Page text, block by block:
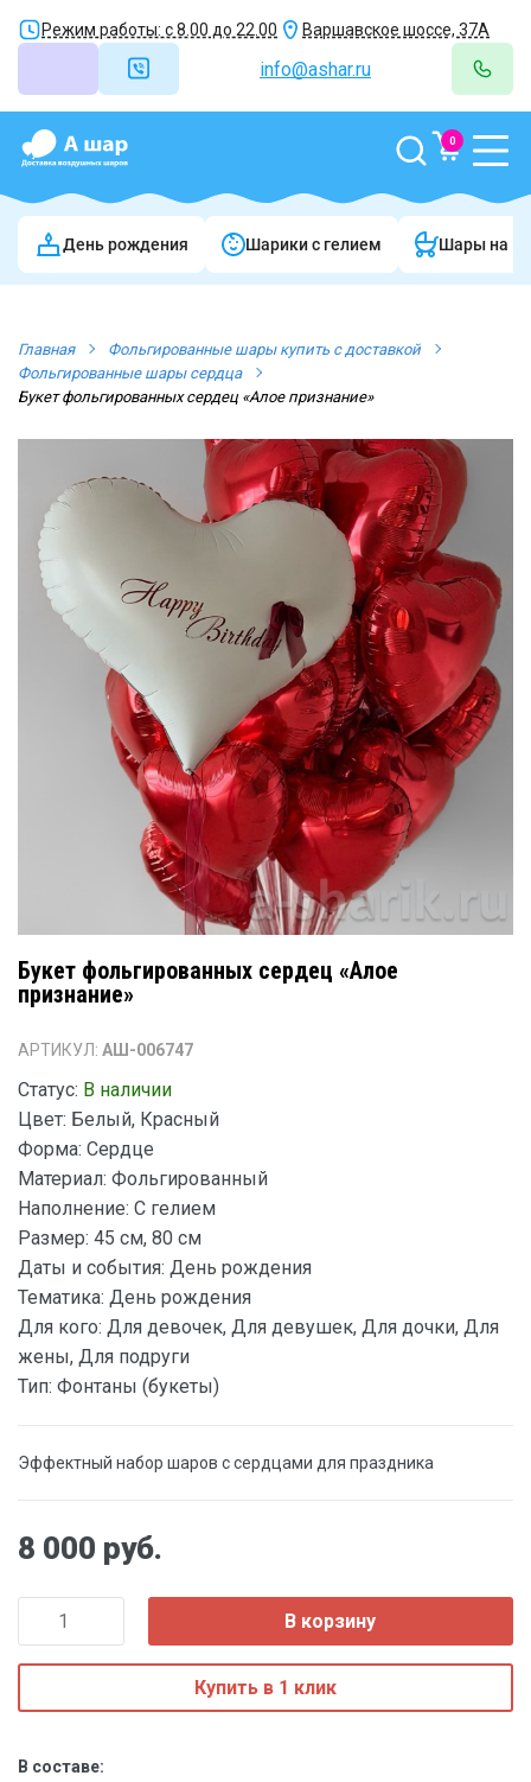
Режим работы: с 8.00 до 22.00 Варшавское шоссе, 37А
info@ashar.ru
0
День рождения Шарики c гелием Шары на
Главная
Фольгированные шары купить с доставкой
Фольгированные шары сердца
Букет фольгированных сердец «Алое признание»
Букет фольгированных сердец «Алое
признание»
АРТИКУЛ: АШ-006747
Статус: В наличии
Цвет: Белый, Красный
Форма: Сердце
Материал: Фольгированный
Наполнение: С гелием
Размер: 45 см, 80 см
Даты и события: День рождения
Тематика: День рождения
Для кого: Для девочек, Для девушек, Для дочки, Для
жены, Для подруги
Тип: Фонтаны (букеты)
Эффектный набор шаров с сердцами для праздника
8 000 руб.
В корзину
Купить в 1 клик
В составе: